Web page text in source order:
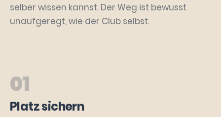
selber wissen kannst. Der Weg ist bewusst
unaufgeregt, wie der Club selbst.
01
Platz sichern